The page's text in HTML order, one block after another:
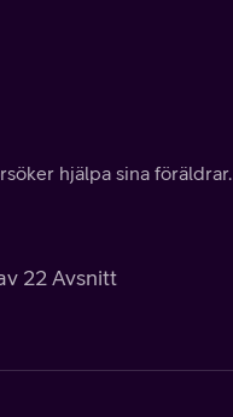
hjälpa sina föräldrar.
22 Avsnitt